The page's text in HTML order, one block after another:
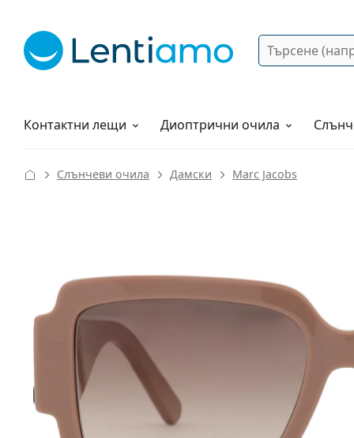
Търсене
Контактни лещи
Разтвори Диоптрични очила
Как да поръчам?
Слънчеви очила Дамски Marc Jacobs
Ширина
Ширина
на